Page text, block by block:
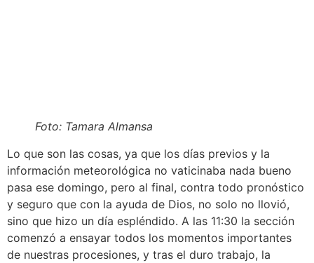
Foto: Tamara Almansa
Lo que son las cosas, ya que los días previos y la
información meteorológica no vaticinaba nada bueno
pasa ese domingo, pero al final, contra todo pronóstico
y seguro que con la ayuda de Dios, no solo no llovió,
sino que hizo un día espléndido. A las 11:30 la sección
comenzó a ensayar todos los momentos importantes
de nuestras procesiones, y tras el duro trabajo, la